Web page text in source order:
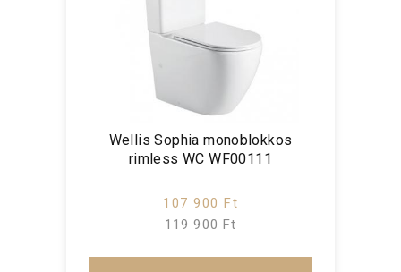
Wellis Sophia monoblokkos
rimless WC WF00111
107 900 Ft
119 900 Ft